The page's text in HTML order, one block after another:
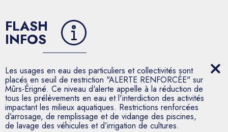
FLASH
INFOS
Les usages en eau des particuliers et collectivités sont
placés en seuil de restriction "ALERTE RENFORCÉE" sur
Mûrs-Érigné. Ce niveau d'alerte appelle à la réduction de
tous les prélèvements en eau et l'interdiction des activités
impactant les milieux aquatiques. Restrictions renforcées
d’arrosage, de remplissage et de vidange des piscines,
de lavage des véhicules et d’irrigation de cultures.